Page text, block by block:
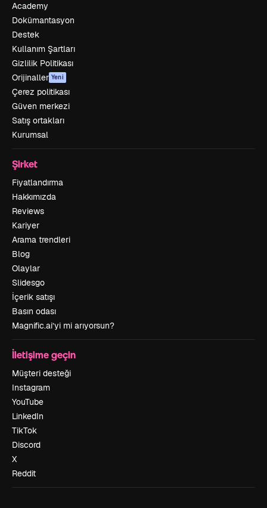
Academy
Dokümantasyon
Destek
Kullanım Şartları
Gizlilik Politikası
Orijinaller Yeni
Çerez politikası
Güven merkezi
Satış ortakları
Kurumsal
Şirket
Fiyatlandırma
Hakkımızda
Reviews
Kariyer
Arama trendleri
Blog
Olaylar
Slidesgo
İçerik satışı
Basın odası
Magnific.ai’yi mi arıyorsun?
İletişime geçin
Müşteri desteği
Instagram
YouTube
LinkedIn
TikTok
Discord
X
Reddit